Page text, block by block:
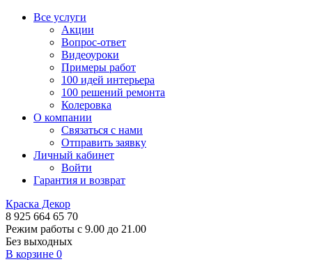
Все услуги
Акции
Вопрос-ответ
Видеоуроки
Примеры работ
100 идей интерьера
100 решений ремонта
Колеровка
О компании
Связаться с нами
Отправить заявку
Личный кабинет
Войти
Гарантия и возврат
Краска Декор
8 925 664 65 70
Режим работы с 9.00 до 21.00
Без выходных
В корзине 0